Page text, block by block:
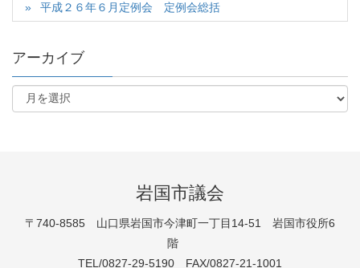
平成２６年６月定例会 定例会総括
アーカイブ
岩国市議会
〒740-8585 山口県岩国市今津町一丁目14-51 岩国市役所6
階
TEL/0827-29-5190 FAX/0827-21-1001